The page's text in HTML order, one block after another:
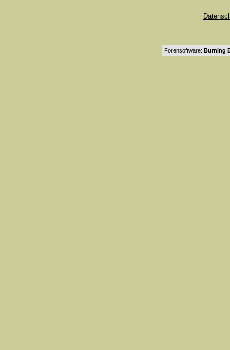
Forensoftware: Burning